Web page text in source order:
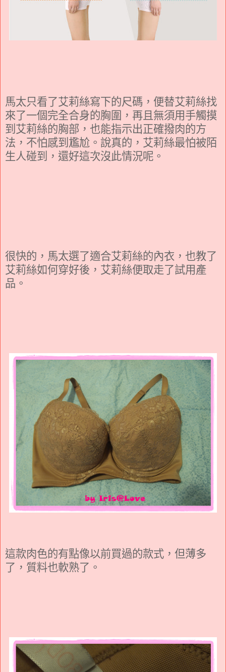
馬太只看了艾莉絲寫下的尺碼，便替艾莉絲找
來了一個完全合身的胸圍，再且無須用手觸摸
到艾莉絲的胸部，也能指示出正確撥肉的方
法，不怕感到尷尬。說真的，艾莉絲最怕被陌
生人碰到，還好這次沒此情況呢。
很快的，馬太選了適合艾莉絲的內衣，也教了
艾莉絲如何穿好後，艾莉絲便取走了試用產
品。
這款肉色的有點像以前買過的款式，但薄多
了，質料也軟熟了。